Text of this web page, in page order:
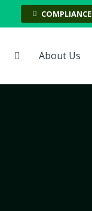
COMPLIANCE
About Us